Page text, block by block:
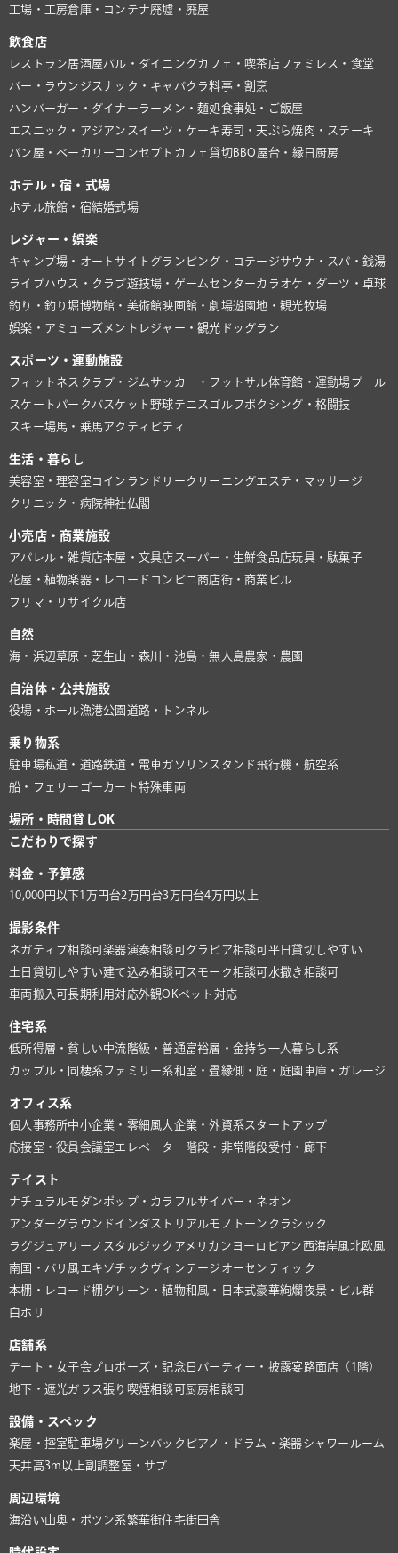
工場・工房倉庫・コンテナ廃墟・廃屋
飲食店
レストラン居酒屋バル・ダイニングカフェ・喫茶店ファミレス・食堂
バー・ラウンジ スナック・キャバクラ料亭・割烹
ハンバーガー・ダイナーラーメン・麺処食事処・ご飯屋
エスニック・アジアン スイーツ・ケーキ寿司・天ぷら焼肉・ステーキ
パン屋・ベーカリー コンセプトカフェ貸切BBQ 屋台・縁日 厨房
ホテル・宿・式場
ホテル旅館・宿結婚式場
レジャー・娯楽
キャンプ場・オートサイト グランピング・コテージサウナ・スパ・銭湯
ライブハウス・クラブ遊技場・ゲームセンターカラオケ・ダーツ・卓球
釣り・釣り堀博物館・美術館映画館・劇場遊園地・観光牧場
娯楽・アミューズメント レジャー・観光 ドッグラン
スポーツ・運動施設
フィットネスクラブ・ジム サッカー・フットサル体育館・運動場プール
スケートパーク バスケット 野球テニス ゴルフ ボクシング・格闘技
スキー場馬・乗馬アクティビティ
生活・暮らし
美容室・理容室 コインランドリー クリーニングエステ・マッサージ
クリニック・病院神社仏閣
小売店・商業施設
アパレル・雑貨店本屋・文具店 スーパー・生鮮食品店玩具・駄菓子
花屋・植物楽器・レコード コンビニ商店街・商業ビル
フリマ・リサイクル店
自然
海・浜辺草原・芝生山・森川・池島・無人島農家・農園
自治体・公共施設
役場・ホール漁港公園 道路・トンネル
乗り物系
駐車場私道・道路鉄道・電車ガソリンスタンド 飛行機・航空系
船・フェリー ゴーカート特殊車両
場所・時間貸しOK
こだわりで探す
料金・予算感
10,000円以下1万円台2万円台3万円台4万円以上
撮影条件
ネガティブ相談可楽器演奏相談可グラビア相談可平日貸切しやすい
土日貸切しやすい建て込み相談可スモーク相談可水撒き相談可
車両搬入可長期利用対応外観OKペット対応
住宅系
低所得層・貧しい中流階級・普通富裕層・金持ち 一人暮らし系
カップル・同棲系ファミリー系和室・畳縁側・庭・庭園 車庫・ガレージ
オフィス系
個人事務所中小企業・零細風大企業・外資系スタートアップ
応接室・役員会議室 エレベーター階段・非常階段受付・廊下
テイスト
ナチュラルモダンポップ・カラフルサイバー・ネオン
アンダーグラウンド インダストリアルモノトーン クラシック
ラグジュアリー ノスタルジック アメリカン ヨーロピアン西海岸風北欧風
南国・バリ風 エキゾチック ヴィンテージ オーセンティック
本棚・レコード棚グリーン・植物和風・日本式豪華絢爛夜景・ビル群
白ホリ
店舗系
デート・女子会プロポーズ・記念日 パーティー・披露宴路面店（1階）
地下・遮光ガラス張り 喫煙相談可厨房相談可
設備・スペック
楽屋・控室駐車場グリーンバック ピアノ・ドラム・楽器シャワールーム
天井高3m以上副調整室・サブ
周辺環境
海沿い山奥・ポツン系繁華街住宅街田舎